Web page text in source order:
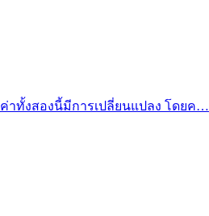
าทั้งสองนี้มีการเปลี่ยนแปลง โดยค…